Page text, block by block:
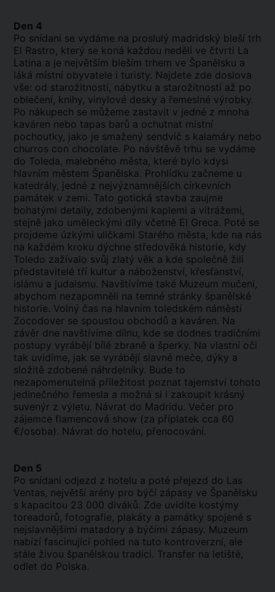
Den 4
Po snídani se vydáme na proslulý madridský bleší trh
El Rastro, který se koná každou neděli ve čtvrti La
Latina a je největším bleším trhem ve Španělsku a
láká místní obyvatele i turisty. Najdete zde doslova
vše: od starožitností, nábytku a starožitností až po
oblečení, knihy, vinylové desky a řemeslné výrobky.
Po nákupech se můžeme zastavit v jedné z mnoha
kaváren nebo tapas barů a ochutnat místní
pochoutky, jako je smažený sendvič s kalamáry nebo
churros con chocolate. Po návštěvě trhu se vydáme
do Toleda, malebného města, které bylo kdysi
hlavním městem Španělska. Prohlídku začneme u
katedrály, jedné z nejvýznamnějších církevních
památek v zemi. Tato gotická stavba zaujme
bohatými detaily, zdobenými kaplemi a vitrážemi,
stejně jako uměleckými díly včetně El Greca. Poté se
projdeme úzkými uličkami Starého města, kde na nás
na každém kroku dýchne středověká historie, kdy
Toledo zažívalo svůj zlatý věk a kde společně žili
představitelé tří kultur a náboženství, křesťanství,
islámu a judaismu. Navštívíme také Muzeum mučení,
abychom nezapomněli na temné stránky španělské
historie. Volný čas na hlavním toledském náměstí
Zocodover se spoustou obchodů a kaváren. Na
závěr dne navštívíme dílnu, kde se dodnes tradičními
postupy vyrábějí bílé zbraně a šperky. Na vlastní oči
tak uvidíme, jak se vyrábějí slavné meče, dýky a
složitě zdobené náhrdelníky. Bude to
nezapomenutelná příležitost poznat tajemství tohoto
jedinečného řemesla a možná si i zakoupit krásný
suvenýr z výletu. Návrat do Madridu. Večer pro
zájemce flamencová show (za příplatek cca 60
€/osoba). Návrat do hotelu, přenocování.
Den 5
Po snídani odjezd z hotelu a poté přejezd do Las
Ventas, největší arény pro býčí zápasy ve Španělsku
s kapacitou 23 000 diváků. Zde uvidíte kostýmy
toreadorů, fotografie, plakáty a památky spojené s
nejslavnějšími matadory a býčími zápasy. Muzeum
nabízí fascinující pohled na tuto kontroverzní, ale
stále živou španělskou tradici. Transfer na letiště,
odlet do Polska.